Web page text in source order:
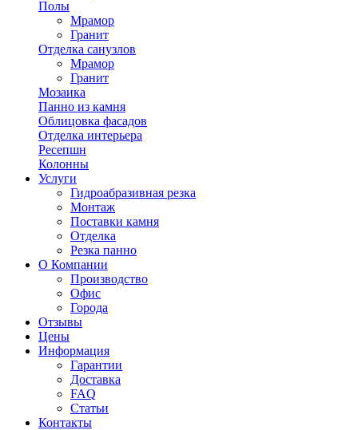
Полы
Мрамор
Гранит
Отделка санузлов
Мрамор
Гранит
Мозаика
Панно из камня
Облицовка фасадов
Отделка интерьера
Ресепшн
Колонны
Услуги
Гидроабразивная резка
Монтаж
Поставки камня
Отделка
Резка панно
О Компании
Производство
Офис
Города
Отзывы
Цены
Информация
Гарантии
Доставка
FAQ
Статьи
Контакты